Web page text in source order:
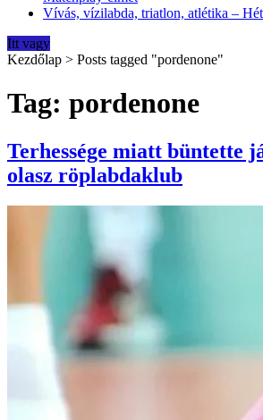
Vívás, vízilabda, triatlon, atlétika –
Itt vagy
Kezdőlap > Posts tagged "pordenone"
Tag: pordenone
Terhessége miatt büntette
olasz röplabdaklub